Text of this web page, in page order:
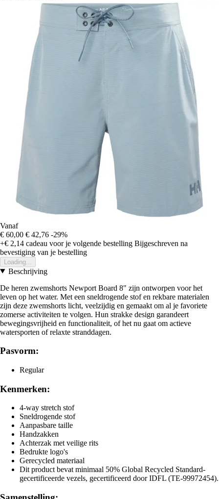
Vanaf
€ 60,00 € 42,76 -29%
+€ 2,14 cadeau voor je volgende bestelling Bijgeschreven na
bevestiging van je bestelling
Loading...
Beschrijving
De heren zwemshorts Newport Board 8" zijn ontworpen voor het
leven op het water. Met een sneldrogende stof en rekbare materialen
zijn deze zwemshorts licht, veelzijdig en gemaakt om al je favoriete
zomerse activiteiten te volgen. Hun strakke design garandeert
bewegingsvrijheid en functionaliteit, of het nu gaat om actieve
watersporten of relaxte stranddagen.
Pasvorm:
Regular
Kenmerken:
4-way stretch stof
Sneldrogende stof
Aanpasbare taille
Handzakken
Achterzak met veilige rits
Bedrukte logo's
Gerecycled materiaal
Dit product bevat minimaal 50% Global Recycled Standard-
gecertificeerde vezels, gecertificeerd door IDFL (TE-99972454).